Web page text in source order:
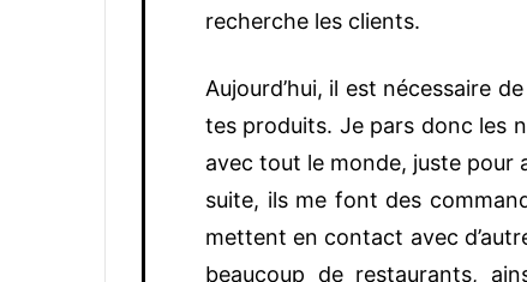
recherche les clients.
Aujourd’hui, il est nécessaire
tes produits. Je pars donc les
avec tout le monde, juste pour
suite, ils me font des
mettent en contact avec
beaucoup de restaurants,